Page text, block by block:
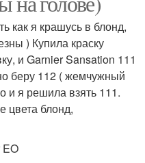
как я крашусь в блонд,
) Купила краску
и Garnier Sansation 111
беру 112 ( жемчужный
и я решила взять 111.
цвета блонд,
EO